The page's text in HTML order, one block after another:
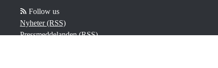
Follow us
Nyheter (RSS)
Pressmeddelanden (RSS)